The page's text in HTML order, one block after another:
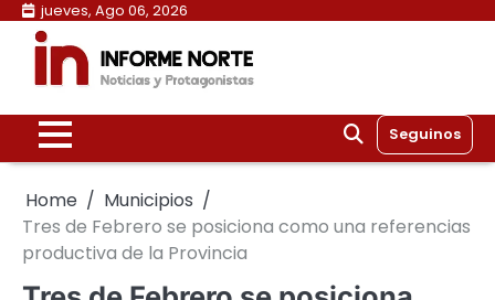
Skip
content
jueves, Ago 06, 2026
Seguinos
Home
Municipios
Tres de Febrero se posiciona como una referencias
productiva de la Provincia